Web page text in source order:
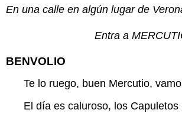
En una calle en algún lugar de
Entra a
BENVOLIO
Te lo ruego, buen Mercutio,
El día es caluroso, los Capuletos